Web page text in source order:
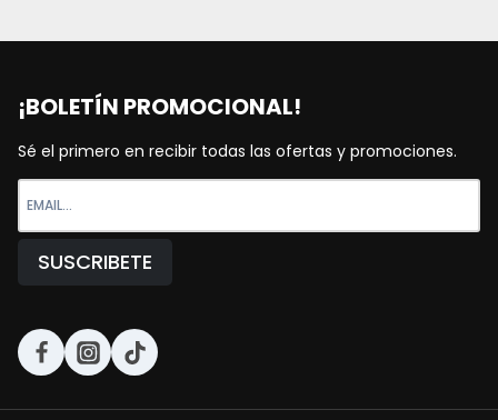
¡BOLETÍN PROMOCIONAL!
Sé el primero en recibir todas las ofertas y promociones.